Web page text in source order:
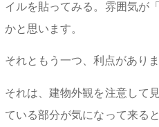
イルを貼ってみる。 雰囲気が
かと思います。
それともう一つ、利点がありま
それは、建物外観を注意して
ている部分が気になって来る